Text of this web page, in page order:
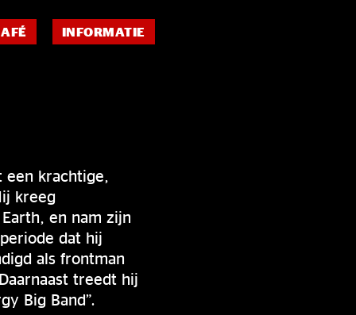
INFORMATIE
krachtige,
kreeg
en nam zijn
dat hij
als frontman
treedt hij
Big Band”.